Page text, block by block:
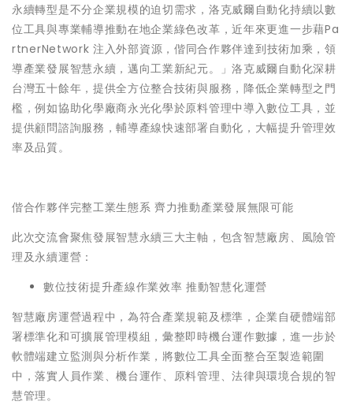
永續轉型是不分企業規模的迫切需求，洛克威爾自動化持續以數
位工具與專業輔導推動在地企業綠色改革，近年來更進一步藉Pa
rtnerNetwork 注入外部資源，偕同合作夥伴達到技術加乘，領
導產業發展智慧永續，邁向工業新紀元。」洛克威爾自動化深耕
台灣五十餘年，提供全方位整合技術與服務，降低企業轉型之門
檻，例如協助化學廠商永光化學於原料管理中導入數位工具，並
提供顧問諮詢服務，輔導產線快速部署自動化，大幅提升管理效
率及品質。
偕合作夥伴完整工業生態系 齊力推動產業發展無限可能
此次交流會聚焦發展智慧永續三大主軸，包含智慧廠房、風險管
理及永續運營：
數位技術提升產線作業效率 推動智慧化運營
智慧廠房運營過程中，為符合產業規範及標準，企業自硬體端部
署標準化和可擴展管理模組，彙整即時機台運作數據，進一步於
軟體端建立監測與分析作業，將數位工具全面整合至製造範圍
中，落實人員作業、機台運作、原料管理、法律與環境合規的智
慧管理。